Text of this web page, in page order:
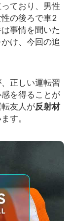
ており、男性
の後ろで車2
事情を聞いた
け、今回の追
正しい運転習
を得ることが
友人が反射材
す。